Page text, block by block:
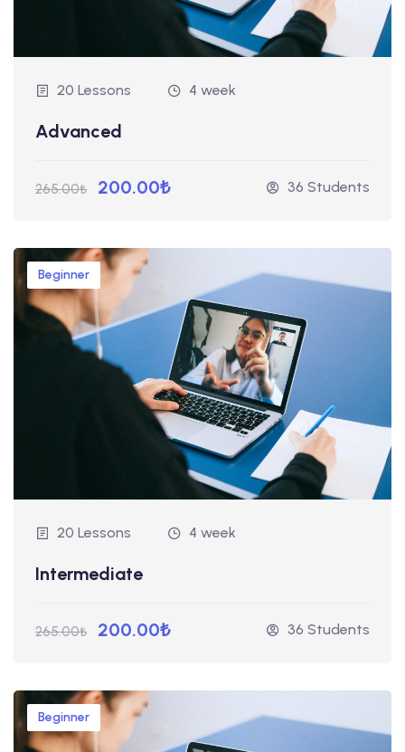
20 Lessons 4 week
Advanced
265.00₺ 200.00₺ 36 Students
Beginner
20 Lessons 4 week
Intermediate
265.00₺ 200.00₺ 36 Students
Beginner